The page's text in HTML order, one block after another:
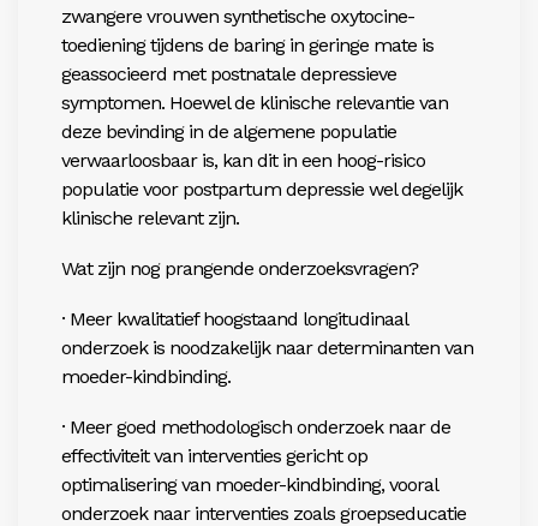
zwangere vrouwen synthetische oxytocine-
toediening tijdens de baring in geringe mate is
geassocieerd met postnatale depressieve
symptomen. Hoewel de klinische relevantie van
deze bevinding in de algemene populatie
verwaarloosbaar is, kan dit in een hoog-risico
populatie voor postpartum depressie wel degelijk
klinische relevant zijn.
Wat zijn nog prangende onderzoeksvragen?
· Meer kwalitatief hoogstaand longitudinaal
onderzoek is noodzakelijk naar determinanten van
moeder-kindbinding.
· Meer goed methodologisch onderzoek naar de
effectiviteit van interventies gericht op
optimalisering van moeder-kindbinding, vooral
onderzoek naar interventies zoals groepseducatie